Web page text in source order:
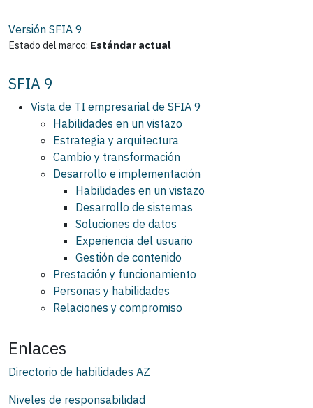
Versión SFIA 9
Estado del marco: Estándar actual
SFIA 9
Vista de TI empresarial de SFIA 9
Habilidades en un vistazo
Estrategia y arquitectura
Cambio y transformación
Desarrollo e implementación
Habilidades en un vistazo
Desarrollo de sistemas
Soluciones de datos
Experiencia del usuario
Gestión de contenido
Prestación y funcionamiento
Personas y habilidades
Relaciones y compromiso
Enlaces
Directorio de habilidades AZ
Niveles de responsabilidad